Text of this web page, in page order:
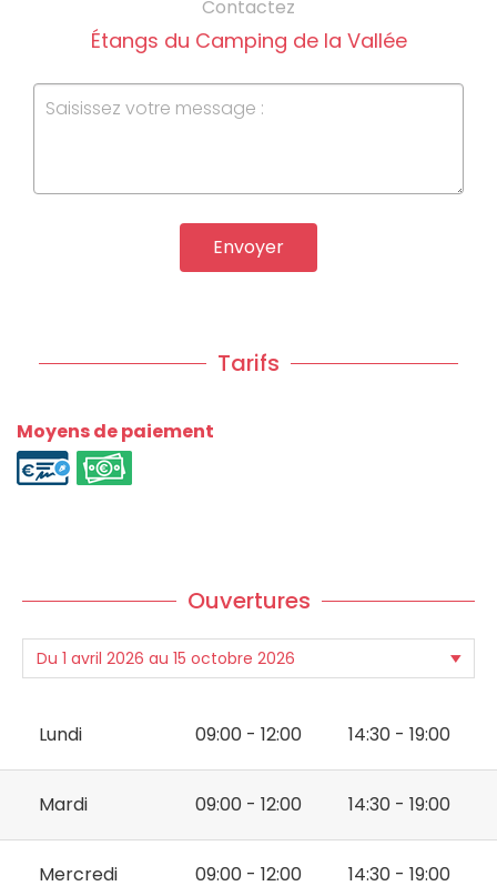
Contactez
Étangs du Camping de la Vallée
Envoyer
Tarifs
Moyens de paiement
Ouvertures
Lundi 09:00 - 12:00 14:30 - 19:00
Mardi 09:00 - 12:00 14:30 - 19:00
Mercredi 09:00 - 12:00 14:30 - 19:00